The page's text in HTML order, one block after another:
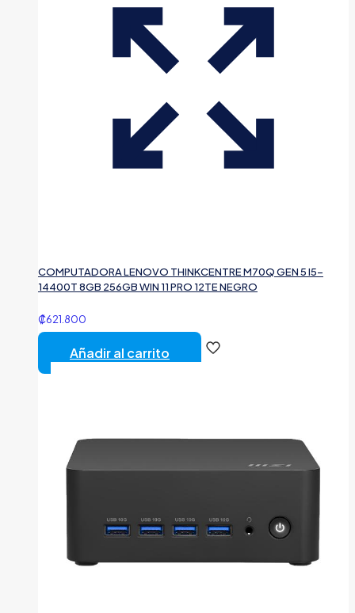
COMPUTADORA LENOVO THINKCENTRE M70Q GEN 5 I5-
14400T 8GB 256GB WIN 11 PRO 12TE NEGRO
₡621.800
Añadir al carrito